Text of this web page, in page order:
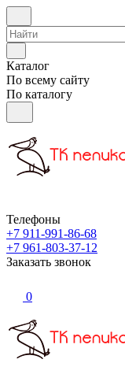
Каталог
По всему сайту
По каталогу
Телефоны
+7 911-991-86-68
+7 961-803-37-12
Заказать звонок
0